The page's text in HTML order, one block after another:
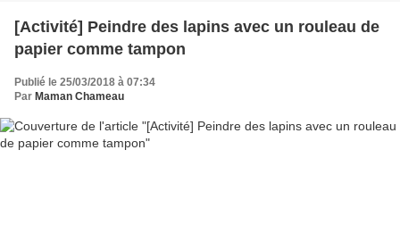
[Activité] Peindre des lapins avec un rouleau de
papier comme tampon
Publié le 25/03/2018 à 07:34
Par Maman Chameau